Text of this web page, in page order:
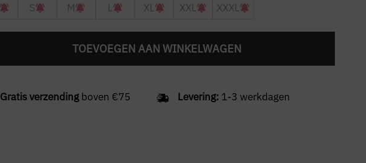
S M L XL XXL XXXL
TOEVOEGEN AAN WINKELWAGEN
Gratis verzendingboven €75 Levering: 1-3 werkdagen